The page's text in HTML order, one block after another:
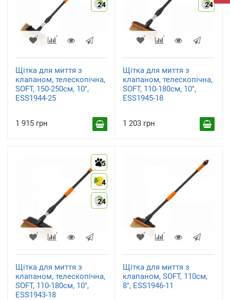
24
Щітка для миття з
клапаном, телескопічна,
SOFT, 150-250см, 10",
ESS1944-25
1 915 грн
24
Щітка для миття з
клапаном, телескопічна,
SOFT, 110-180см, 10",
ESS1945-18
1 203 грн
5
4
24
Щітка для миття з
клапаном, телескопічна,
SOFT, 110-180см, 10",
ESS1943-18
Щітка для миття з
клапаном, SOFT, 110см,
8", ESS1946-11